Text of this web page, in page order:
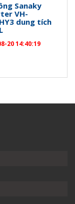
Sanaky
VH-
dung tích
20 14:40:19